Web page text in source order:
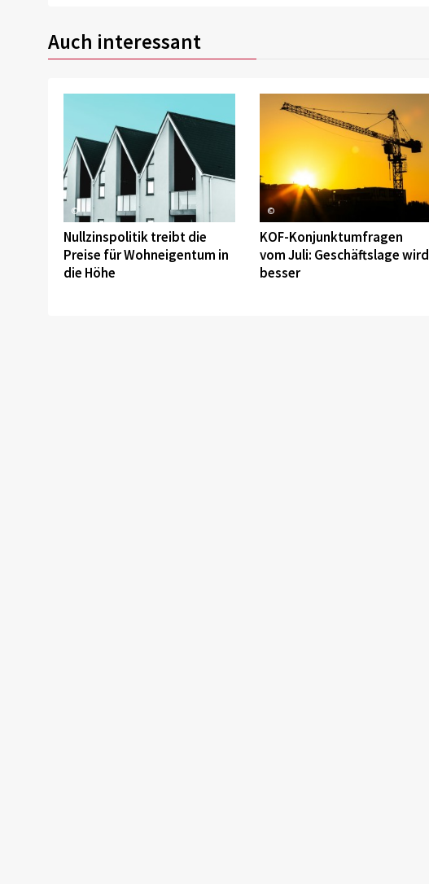
Auch interessant
©
Nullzinspolitik treibt die
Preise für Wohneigentum in
die Höhe
©
KOF-Konjunktumfragen
vom Juli: Geschäftslage wird
besser